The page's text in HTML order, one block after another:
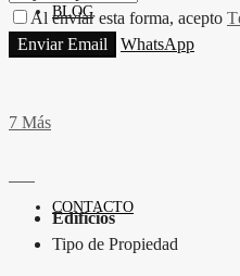
BLOG
CONTACTO
Al enviar esta forma, acepto
Enviar Email
WhatsApp
7 Más
Edificios
Tipo de Propiedad